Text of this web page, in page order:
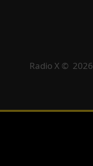
Radio X © 2026